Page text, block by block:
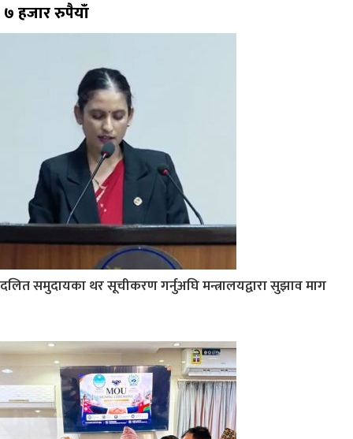
७ हजार रुपैयाँ
दलित समुदायका थर सूचीकरण गर्नुअघि मन्त्रालयद्वारा सुझाव माग